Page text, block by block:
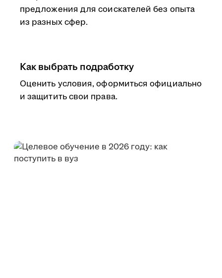
предложения для соискателей без опыта
из разных сфер.
Как выбрать подработку
Оценить условия, оформиться официально
и защитить свои права.